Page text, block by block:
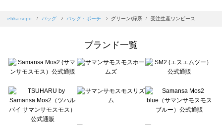
Samansa Mos2 blue（サマンサモスモス ブルー）のバッグ・ポーチ一覧
sō4ū（ソウフォーユー）のバッグ・ポーチ一覧
Te chichi（テチチ）のバッグ・ポーチ一覧
Te chichi CLASSIC（テチチ クラシック）のバッグ・ポーチ一覧
Lugnoncure（ルノンキュール）のバッグ・ポーチ一覧
BETTY'S BLUE（べティーズブルー）のバッグ・ポーチ一覧
Wpc.（ワールドパーティー）のバッグ・ポーチ一覧
ehka sopo バッグ バッグ・ポーチ グリーン/緑系 受注生産ワンピース
ブランド一覧